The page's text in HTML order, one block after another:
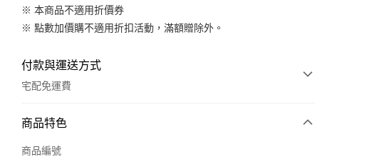
※ 本商品不適用折價券
※點數加價購不適用折扣活動，滿額贈除外。
付款與運送方式
宅配免運費
付款方式
信用卡一次付款
商品特色
商品編號